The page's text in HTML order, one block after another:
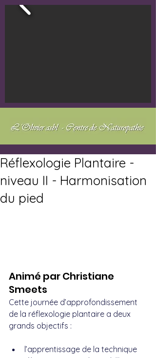
Réflexologie Plantaire -
niveau II - Harmonisation
du pied
Animé par Christiane
Smeets
Cette journée d’approfondissement
de la réflexologie plantaire a deux
grands objectifs :
l’apprentissage de la technique